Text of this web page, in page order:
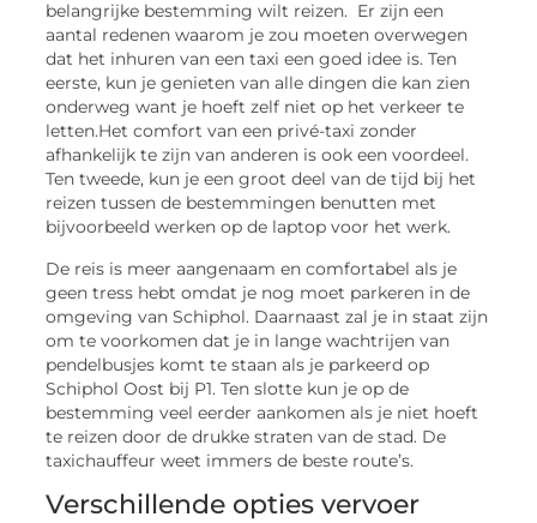
belangrijke bestemming wilt reizen. Er zijn een
aantal redenen waarom je zou moeten overwegen
dat het inhuren van een taxi een goed idee is. Ten
eerste, kun je genieten van alle dingen die kan zien
onderweg want je hoeft zelf niet op het verkeer te
letten.Het comfort van een privé-taxi zonder
afhankelijk te zijn van anderen is ook een voordeel.
Ten tweede, kun je een groot deel van de tijd bij het
reizen tussen de bestemmingen benutten met
bijvoorbeeld werken op de laptop voor het werk.
De reis is meer aangenaam en comfortabel als je
geen tress hebt omdat je nog moet parkeren in de
omgeving van Schiphol. Daarnaast zal je in staat zijn
om te voorkomen dat je in lange wachtrijen van
pendelbusjes komt te staan als je parkeerd op
Schiphol Oost bij P1. Ten slotte kun je op de
bestemming veel eerder aankomen als je niet hoeft
te reizen door de drukke straten van de stad. De
taxichauffeur weet immers de beste route’s.
Verschillende opties vervoer